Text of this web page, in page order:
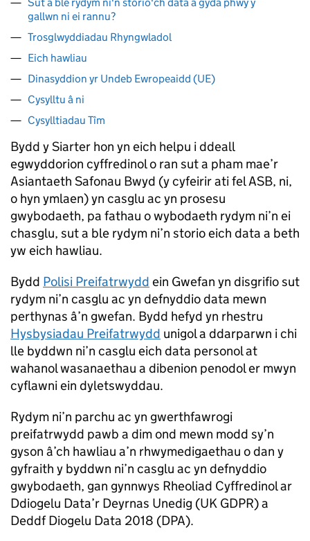
gallwn ni ei rannu?
Trosglwyddiadau Rhyngwladol
Eich hawliau
Dinasyddion yr Undeb Ewropeaidd (UE)
Cysylltu â ni
Cysylltiadau Tîm
Bydd y Siarter hon yn eich helpu i ddeall
egwyddorion cyffredinol o ran sut a pham mae’r
Asiantaeth Safonau Bwyd (y cyfeirir ati fel ASB, ni,
o hyn ymlaen) yn casglu ac yn prosesu
gwybodaeth, pa fathau o wybodaeth rydym ni’n ei
chasglu, sut a ble rydym ni’n storio eich data a beth
yw eich hawliau.
Bydd Polisi Preifatrwydd ein Gwefan yn disgrifio sut
rydym ni’n casglu ac yn defnyddio data mewn
perthynas â’n gwefan. Bydd hefyd yn rhestru
Hysbysiadau Preifatrwydd unigol a ddarparwn i chi
lle byddwn ni’n casglu eich data personol at
wahanol wasanaethau a dibenion penodol er mwyn
cyflawni ein dyletswyddau.
Rydym ni’n parchu ac yn gwerthfawrogi
preifatrwydd pawb a dim ond mewn modd sy’n
gyson â’ch hawliau a’n rhwymedigaethau o dan y
gyfraith y byddwn ni’n casglu ac yn defnyddio
gwybodaeth, gan gynnwys Rheoliad Cyffredinol ar
Ddiogelu Data’r Deyrnas Unedig (UK GDPR) a
Deddf Diogelu Data 2018 (DPA).